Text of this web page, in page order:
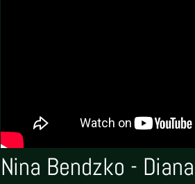
Nina Bendzko -